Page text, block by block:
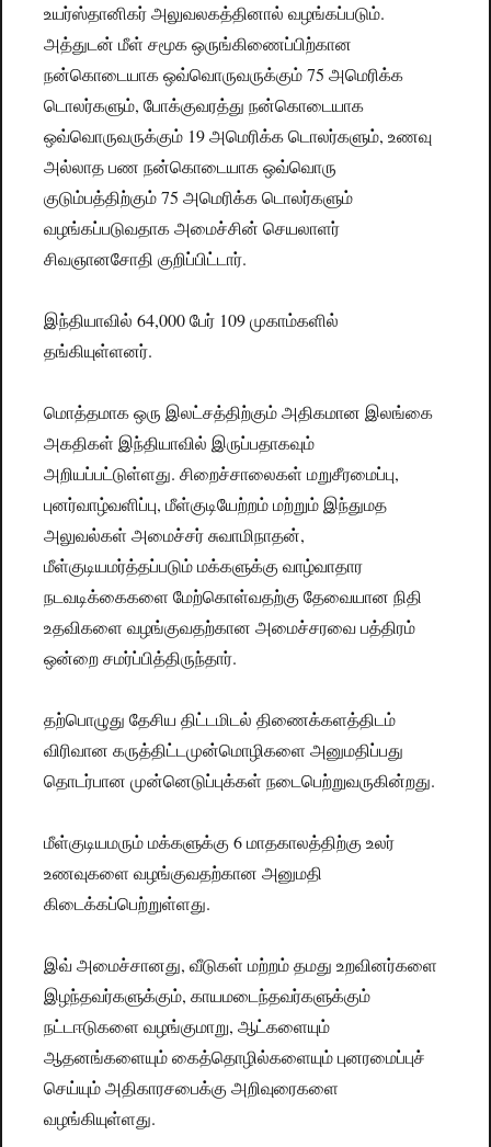
உயர்ஸ்தானிகர் அலுவலகத்தினால் வழங்கப்படும்.
அத்துடன் மீள் சமூக ஒருங்கிணைப்பிற்கான
நன்கொடையாக ஒவ்வொருவருக்கும் 75 அமெரிக்க
டொலர்களும், போக்குவரத்து நன்கொடையாக
ஒவ்வொருவருக்கும் 19 அமெரிக்க டொலர்களும், உணவு
அல்லாத பண நன்கொடையாக ஒவ்வொரு
குடும்பத்திற்கும் 75 அமெரிக்க டொலர்களும்
வழங்கப்படுவதாக அமைச்சின் செயலாளர்
சிவஞானசோதி குறிப்பிட்டார்.
இந்தியாவில் 64,000 பேர் 109 முகாம்களில்
தங்கியுள்ளனர்.
மொத்தமாக ஒரு இலட்சத்திற்கும் அதிகமான இலங்கை
அகதிகள் இந்தியாவில் இருப்பதாகவும்
அறியப்பட்டுள்ளது. சிறைச்சாலைகள் மறுசீரமைப்பு,
புனர்வாழ்வளிப்பு, மீள்குடியேற்றம் மற்றும் இந்துமத
அலுவல்கள் அமைச்சர் சுவாமிநாதன்,
மீள்குடியமர்த்தப்படும் மக்களுக்கு வாழ்வாதார
நடவடிக்கைகளை மேற்கொள்வதற்கு தேவையான நிதி
உதவிகளை வழங்குவதற்கான அமைச்சரவை பத்திரம்
ஒன்றை சமர்ப்பித்திருந்தார்.
தற்பொழுது தேசிய திட்டமிடல் திணைக்களத்திடம்
விரிவான கருத்திட்டமுன்மொழிகளை அனுமதிப்பது
தொடர்பான முன்னெடுப்புக்கள் நடைபெற்றுவருகின்றது.
மீள்குடியமரும் மக்களுக்கு 6 மாதகாலத்திற்கு உலர்
உணவுகளை வழங்குவதற்கான அனுமதி
கிடைக்கப்பெற்றுள்ளது.
இவ் அமைச்சானது, வீடுகள் மற்றம் தமது உறவினர்களை
இழந்தவர்களுக்கும், காயமடைந்தவர்களுக்கும்
நட்டஈடுகளை வழங்குமாறு, ஆட்களையும்
ஆதனங்களையும் கைத்தொழில்களையும் புனரமைப்புச்
செய்யும் அதிகாரசபைக்கு அறிவுரைகளை
வழங்கியுள்ளது.